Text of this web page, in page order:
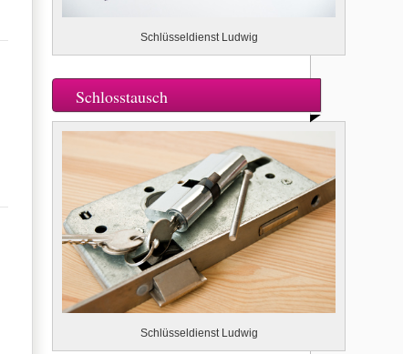
Schlüsseldienst Ludwig
Schlosstausch
Schlüsseldienst Ludwig